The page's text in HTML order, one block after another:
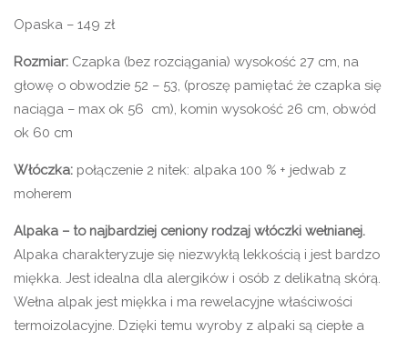
Opaska – 149 zł
Rozmiar: Czapka (bez rozciągania) wysokość 27 cm, na
głowę o obwodzie 52 – 53, (proszę pamiętać że czapka się
naciąga – max ok 56 cm), komin wysokość 26 cm, obwód
ok 60 cm
Włóczka: połączenie 2 nitek: alpaka 100 % + jedwab z
moherem
Alpaka – to najbardziej ceniony rodzaj włóczki wełnianej.
Alpaka charakteryzuje się niezwykłą lekkością i jest bardzo
miękka. Jest idealna dla alergików i osób z delikatną skórą.
Wełna alpak jest miękka i ma rewelacyjne właściwości
termoizolacyjne. Dzięki temu wyroby z alpaki są ciepłe a